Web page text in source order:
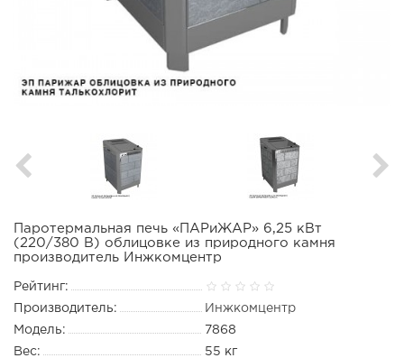
Паротермальная печь «ПАРиЖАР» 6,25 кВт
(220/380 В) облицовке из природного камня
производитель Инжкомцентр
Рейтинг:
Производитель:
Инжкомцентр
Модель:
7868
Вес:
55 кг